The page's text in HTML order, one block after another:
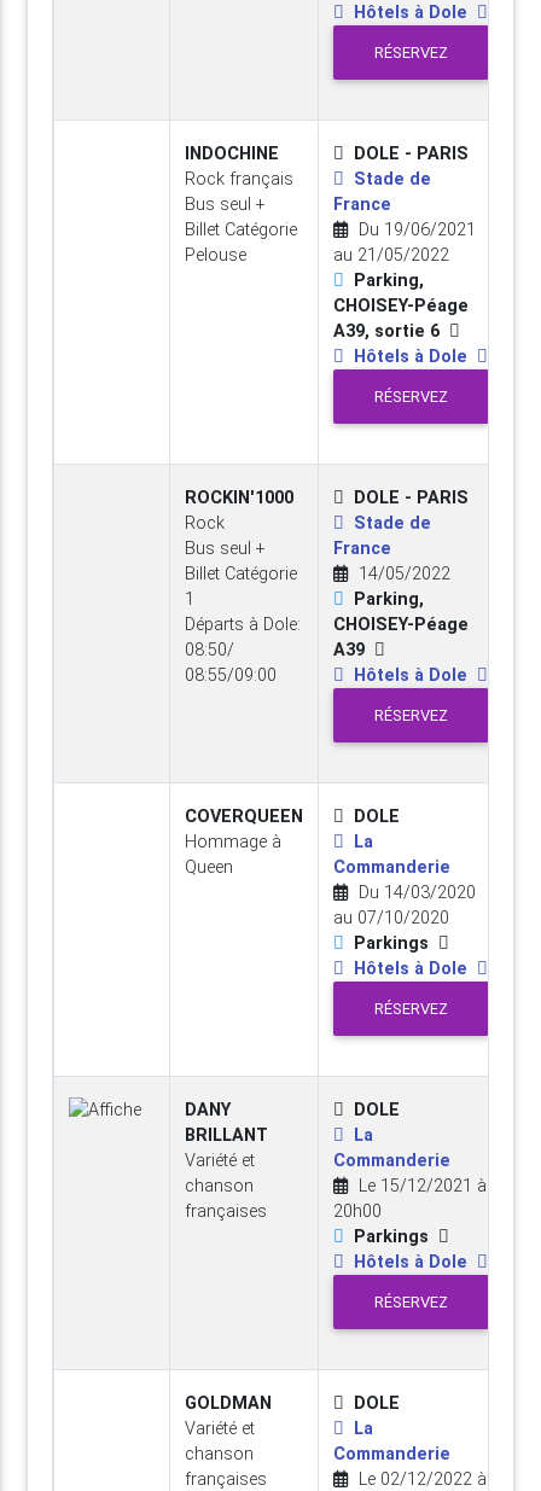
Hôtels à Dole
RÉSERVEZ
INDOCHINE
Rock français
Bus seul +
Billet Catégorie
Pelouse
DOLE - PARIS
Stade de
France
Du 19/06/2021
au 21/05/2022
Parking,
CHOISEY-Péage
A39, sortie 6
Hôtels à Dole
RÉSERVEZ
ROCKIN'1000
Rock
Bus seul +
Billet Catégorie
1
Départs à Dole:
08:50/
08:55/09:00
DOLE - PARIS
Stade de
France
14/05/2022
Parking,
CHOISEY-Péage
A39
Hôtels à Dole
RÉSERVEZ
COVERQUEEN
Hommage à
Queen
DOLE
La
Commanderie
Du 14/03/2020
au 07/10/2020
Parkings
Hôtels à Dole
RÉSERVEZ
DANY
BRILLANT
Variété et
chanson
françaises
DOLE
La
Commanderie
Le 15/12/2021 à
20h00
Parkings
Hôtels à Dole
RÉSERVEZ
GOLDMAN
Variété et
chanson
françaises
DOLE
La
Commanderie
Le 02/12/2022 à